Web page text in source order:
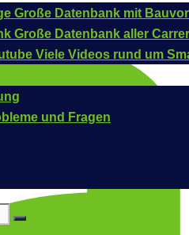
Große Datenbank mit
Große Datenbank aller
Viele Videos rund um
und Fragen